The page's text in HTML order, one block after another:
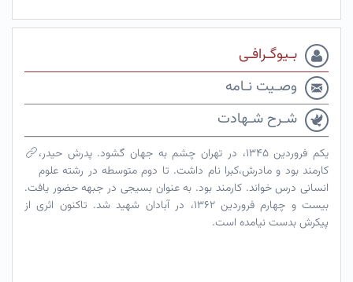
بـیوگـرافـی
وصـیت نـامه
شـرح شـهادت
یکم فروردین ۱۳۴۵، در تهران چشم به جهان گشود. پدرش حیدر،
کارمند بود و مادرش،کبرا نام داشت. تا دوم متوسطه در رشته علوم
انسانی درس خواند. کارمند بود. به عنوان بسیجی در جبهه حضور یافت.
بیست و چهارم فروردین ۱۳۶۲، در آبادان شهید شد. تاکنون اثری از
پیکرش بدست نیامده است.